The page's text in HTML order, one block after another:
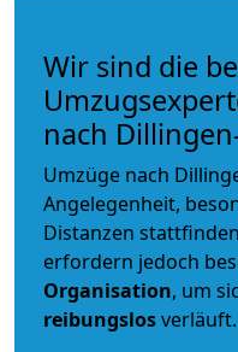
Wir sind die
nach
Umzüge nach
Angelegenheit,
Distanzen
erfordern jedoch
Organisation, um
reibungslosverläuft.